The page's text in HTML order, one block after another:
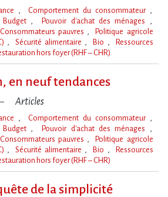
Comportement du consommateur
Budget
Pouvoir d'achat des ménages
Consommateurs pauvres
Politique agricole
Sécurité alimentaire Bio
Ressources
hors foyer (RHF – CHR)
en neuf tendances
Articles
Comportement du consommateur
Budget
Pouvoir d'achat des ménages
Consommateurs pauvres
Politique agricole
Sécurité alimentaire Bio
Ressources
hors foyer (RHF – CHR)
de la simplicité